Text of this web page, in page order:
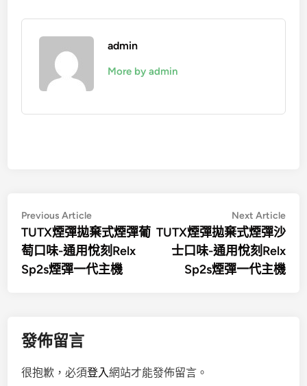
admin
More by admin
文
章
導
覽
Previous ArticlePrevious
article:
TUTX煙彈拋棄式煙彈葡
萄口味-通用悅刻Relx
Sp2s煙彈一代主機
Next Article
TUTX煙彈拋棄式煙彈沙
士口味-通用悅刻Relx
Sp2s煙彈一代主機
發佈留言
很抱歉，必須登入網站才能發佈留言。